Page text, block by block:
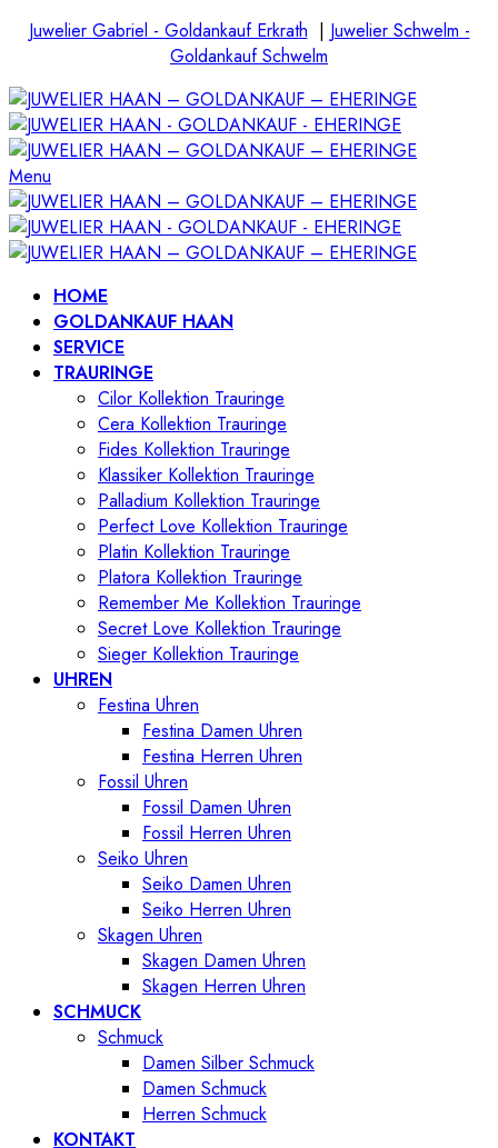
Juwelier Gabriel - Goldankauf Erkrath | Juwelier Schwelm -
Goldankauf Schwelm
Menu
HOME
GOLDANKAUF HAAN
SERVICE
TRAURINGE
Cilor Kollektion Trauringe
Cera Kollektion Trauringe
Fides Kollektion Trauringe
Klassiker Kollektion Trauringe
Palladium Kollektion Trauringe
Perfect Love Kollektion Trauringe
Platin Kollektion Trauringe
Platora Kollektion Trauringe
Remember Me Kollektion Trauringe
Secret Love Kollektion Trauringe
Sieger Kollektion Trauringe
UHREN
Festina Uhren
Festina Damen Uhren
Festina Herren Uhren
Fossil Uhren
Fossil Damen Uhren
Fossil Herren Uhren
Seiko Uhren
Seiko Damen Uhren
Seiko Herren Uhren
Skagen Uhren
Skagen Damen Uhren
Skagen Herren Uhren
SCHMUCK
Schmuck
Damen Silber Schmuck
Damen Schmuck
Herren Schmuck
KONTAKT